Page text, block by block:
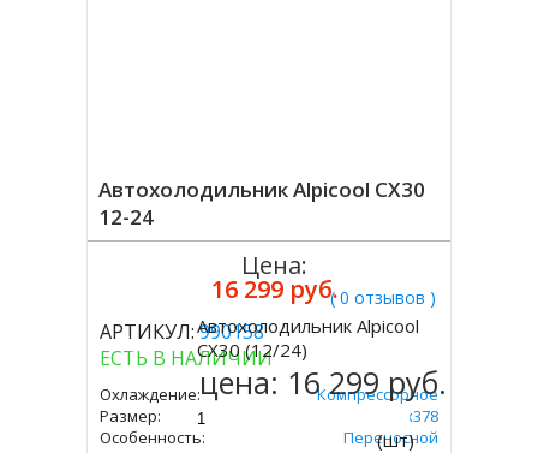
Автохолодильник Alpicool CX30
12-24
( 0 отзывов )
АРТИКУЛ:990158
ЕСТЬ В НАЛИЧИИ
Охлаждение:
Компрессорное
Размер:
375х631х378
Особенность:
Переносной
Цена:
16 299 руб.
Купить
Автохолодильник Alpicool
CX30 (12/24)
цена: 16 299 руб.
(шт)